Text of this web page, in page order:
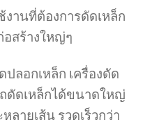
งานที่ต้องการดัดเหล็ก
สร้างใหญ่ๆ
ลอกเหล็ก เครื่องดัด
ดัดเหล็กได้ขนาดใหญ่
ลายเส้น รวดเร็วกว่า